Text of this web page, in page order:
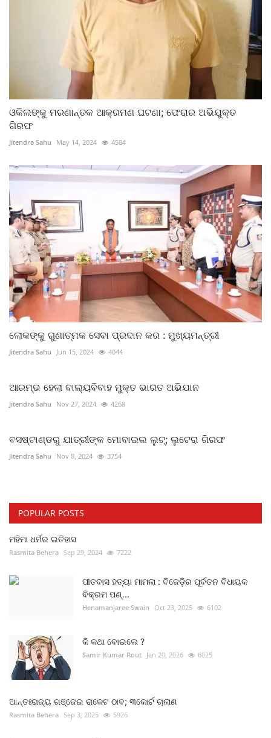
ଓକିଲଙ୍କୁ ମରଣାନ୍ତକ ଆକ୍ରମଣ ଘଟଣା; ଫେରାର ଅଭିଯୁକ୍ତ
ଗିରଫ
Jitendra Sahu May 14, 2024 4584
ଲୋକଙ୍କୁ ଗୁଣାତ୍ମକ ସେବା ପ୍ରଦାନ କର : ମୁଖ୍ୟମନ୍ତ୍ରୀ
Jitendra Sahu Jun 15, 2024 4044
ଆରମ୍ଭ ହେଲା ବାଲ୍ୟବିବାହ ମୁକ୍ତ ଭାରତ ଅଭିଯାନ
Jitendra Sahu Nov 27, 2024 4268
ବସଷ୍ଟାଣ୍ଡରୁ ଯାତ୍ରୀଙ୍କ ମୋବାଇଲ ଲୁଟ୍; ଲୁଟେରା ଗିରଫ
Jitendra Sahu Nov 8, 2024 3754
POPULAR POSTS
ମହିମା ଧର୍ମର ଇତିହାସ
Rasmita Behera Sep 29, 2024 7222
ପୀତବାସ ହତ୍ୟା ମାମଲା : ବିଜେଡ଼ିର ପୂର୍ବତନ ବିଧାୟକ
ବିକ୍ରମ ପଣ୍...
Henamanjaree Swain Oct 23, 2025 6102
କି କଥା ବୋଇଲେ ?
Samir Kumar Rout Jan 20, 2026 6025
ଆନ୍ତଃରାଜ୍ୟ ଗଞ୍ଜେଇ ରାକେଟ ଠାବ; ୩କୋର୍ଟ ଚାଲାଣ
Rasmita Behera Sep 3, 2025 5926